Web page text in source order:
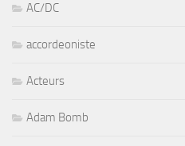
AC/DC
accordeoniste
Acteurs
Adam Bomb